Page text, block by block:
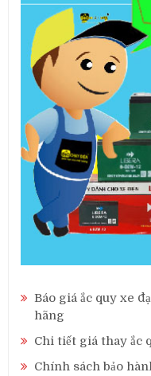
Báo giá ắc quy xe
hãng
Chi tiết giá thay ắc
Chính sách bảo